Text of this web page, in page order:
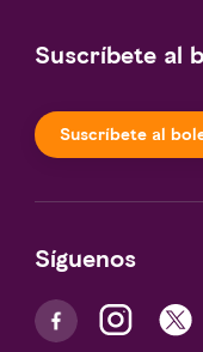
Suscríbete al
Suscríbete al
Síguenos